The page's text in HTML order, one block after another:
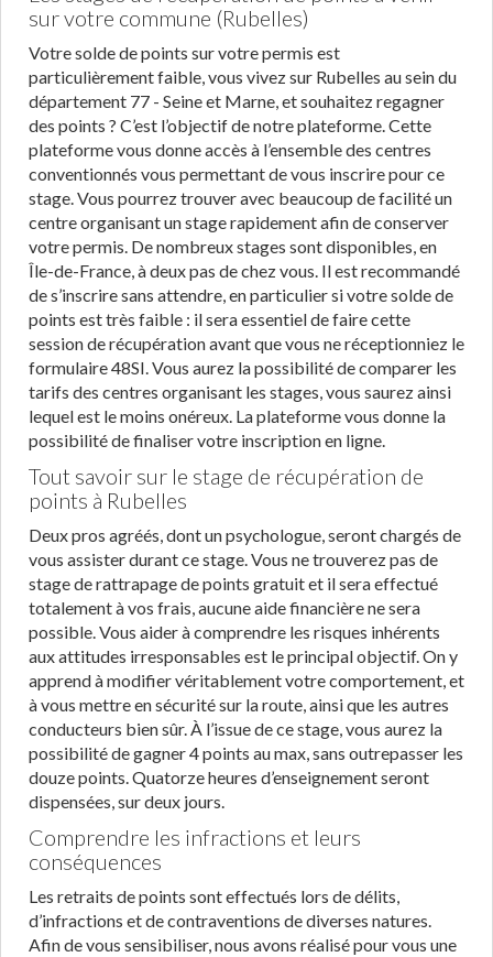
sur votre commune (Rubelles)
Votre solde de points sur votre permis est
particulièrement faible, vous vivez sur Rubelles au sein du
département 77 - Seine et Marne, et souhaitez regagner
des points ? C’est l’objectif de notre plateforme. Cette
plateforme vous donne accès à l’ensemble des centres
conventionnés vous permettant de vous inscrire pour ce
stage. Vous pourrez trouver avec beaucoup de facilité un
centre organisant un stage rapidement afin de conserver
votre permis. De nombreux stages sont disponibles, en
Île-de-France, à deux pas de chez vous. Il est recommandé
de s’inscrire sans attendre, en particulier si votre solde de
points est très faible : il sera essentiel de faire cette
session de récupération avant que vous ne réceptionniez le
formulaire 48SI. Vous aurez la possibilité de comparer les
tarifs des centres organisant les stages, vous saurez ainsi
lequel est le moins onéreux. La plateforme vous donne la
possibilité de finaliser votre inscription en ligne.
Tout savoir sur le stage de récupération de
points à Rubelles
Deux pros agréés, dont un psychologue, seront chargés de
vous assister durant ce stage. Vous ne trouverez pas de
stage de rattrapage de points gratuit et il sera effectué
totalement à vos frais, aucune aide financière ne sera
possible. Vous aider à comprendre les risques inhérents
aux attitudes irresponsables est le principal objectif. On y
apprend à modifier véritablement votre comportement, et
à vous mettre en sécurité sur la route, ainsi que les autres
conducteurs bien sûr. À l’issue de ce stage, vous aurez la
possibilité de gagner 4 points au max, sans outrepasser les
douze points. Quatorze heures d’enseignement seront
dispensées, sur deux jours.
Comprendre les infractions et leurs
conséquences
Les retraits de points sont effectués lors de délits,
d’infractions et de contraventions de diverses natures.
Afin de vous sensibiliser, nous avons réalisé pour vous une